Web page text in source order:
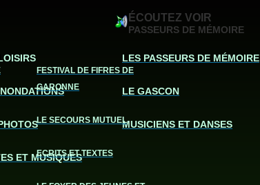
FESTIVAL DE FIFRES DE
GARONNE
LE SECOURS MUTUEL
ECRITS ET TEXTES
ET MUSIQUES
ÉCOUTEZ VOIR
PASSEURS DE MÉMOIRE
LES PASSEURS DE MÉMOIRE
LE GASCON
MUSICIENS ET DANSES